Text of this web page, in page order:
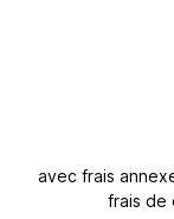
avec frais
frais de